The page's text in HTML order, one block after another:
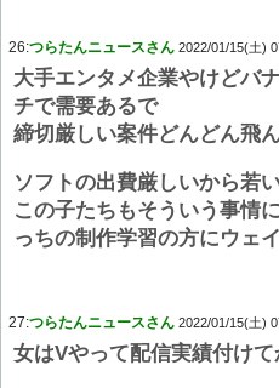
26:つらたんニュースさん 2022/01/15(土)
大手エンタメ企業やけどバ
チで需要あるで
締切厳しい案件どんどん飛
ソフトの出費厳しいから若
この子たちもそういう事情
っちの制作学習の方にウェ
27:つらたんニュースさん 2022/01/15(土)
女はVやって配信実績付け